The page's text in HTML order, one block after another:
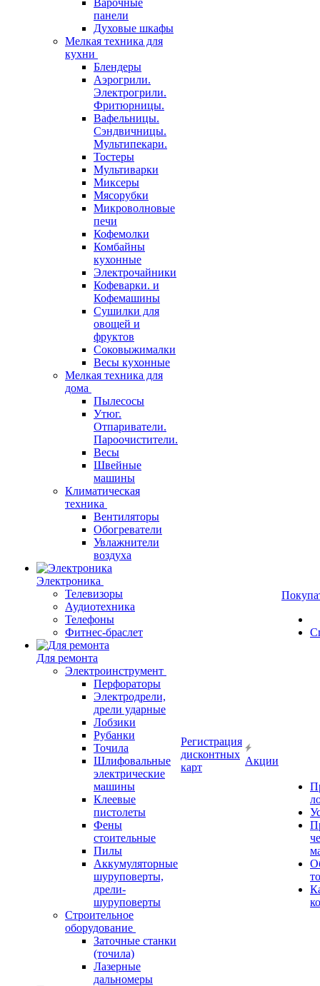
Варочные
панели
Духовые шкафы
Мелкая техника для
кухни
Блендеры
Аэрогрили.
Электрогрили.
Фритюрницы.
Вафельницы.
Сэндвичницы.
Мультипекари.
Тостеры
Мультиварки
Миксеры
Мясорубки
Микроволновые
печи
Кофемолки
Комбайны
кухонные
Электрочайники
Кофеварки. и
Кофемашины
Сушилки для
овощей и
фруктов
Соковыжималки
Весы кухонные
Мелкая техника для
дома
Пылесосы
Утюг.
Отпариватели.
Пароочистители.
Весы
Швейные
машины
Климатическая
техника
Вентиляторы
Обогреватели
Увлажнители
воздуха
Электроника
Телевизоры
Аудиотехника
Телефоны
Фитнес-браслет
Для ремонта
Электроинструмент
Перфораторы
Электродрели,
дрели ударные
Лобзики
Рубанки
Точила
Шлифовальные
электрические
машины
Клеевые
пистолеты
Фены
стоительные
Пилы
Аккумуляторные
шуруповерты,
дрели-
шуруповерты
Строительное
оборудование
Заточные станки
(точила)
Лазерные
дальномеры
Регистрация
дисконтных
карт
Акции